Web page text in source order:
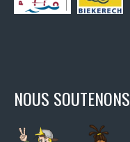
NOUS SOUTENONS